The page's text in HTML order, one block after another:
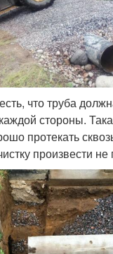
что труба
стороны.
протекать
произвести